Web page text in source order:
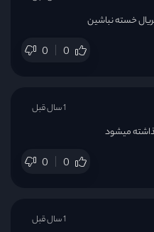
خسته نباشین
0 0
میشود
0 0
1 سال قبل
1 سال قبل